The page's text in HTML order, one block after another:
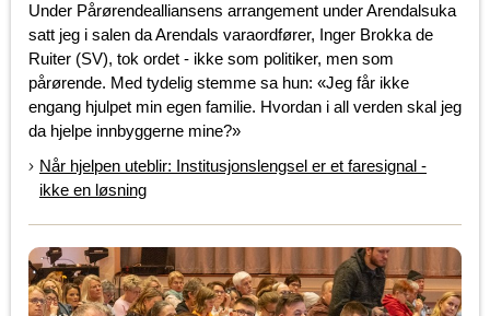
Under Pårørendealliansens arrangement under Arendalsuka
satt jeg i salen da Arendals varaordfører, Inger Brokka de
Ruiter (SV), tok ordet - ikke som politiker, men som
pårørende. Med tydelig stemme sa hun: «Jeg får ikke
engang hjulpet min egen familie. Hvordan i all verden skal jeg
da hjelpe innbyggerne mine?»
Når hjelpen uteblir: Institusjonslengsel er et faresignal -
ikke en løsning